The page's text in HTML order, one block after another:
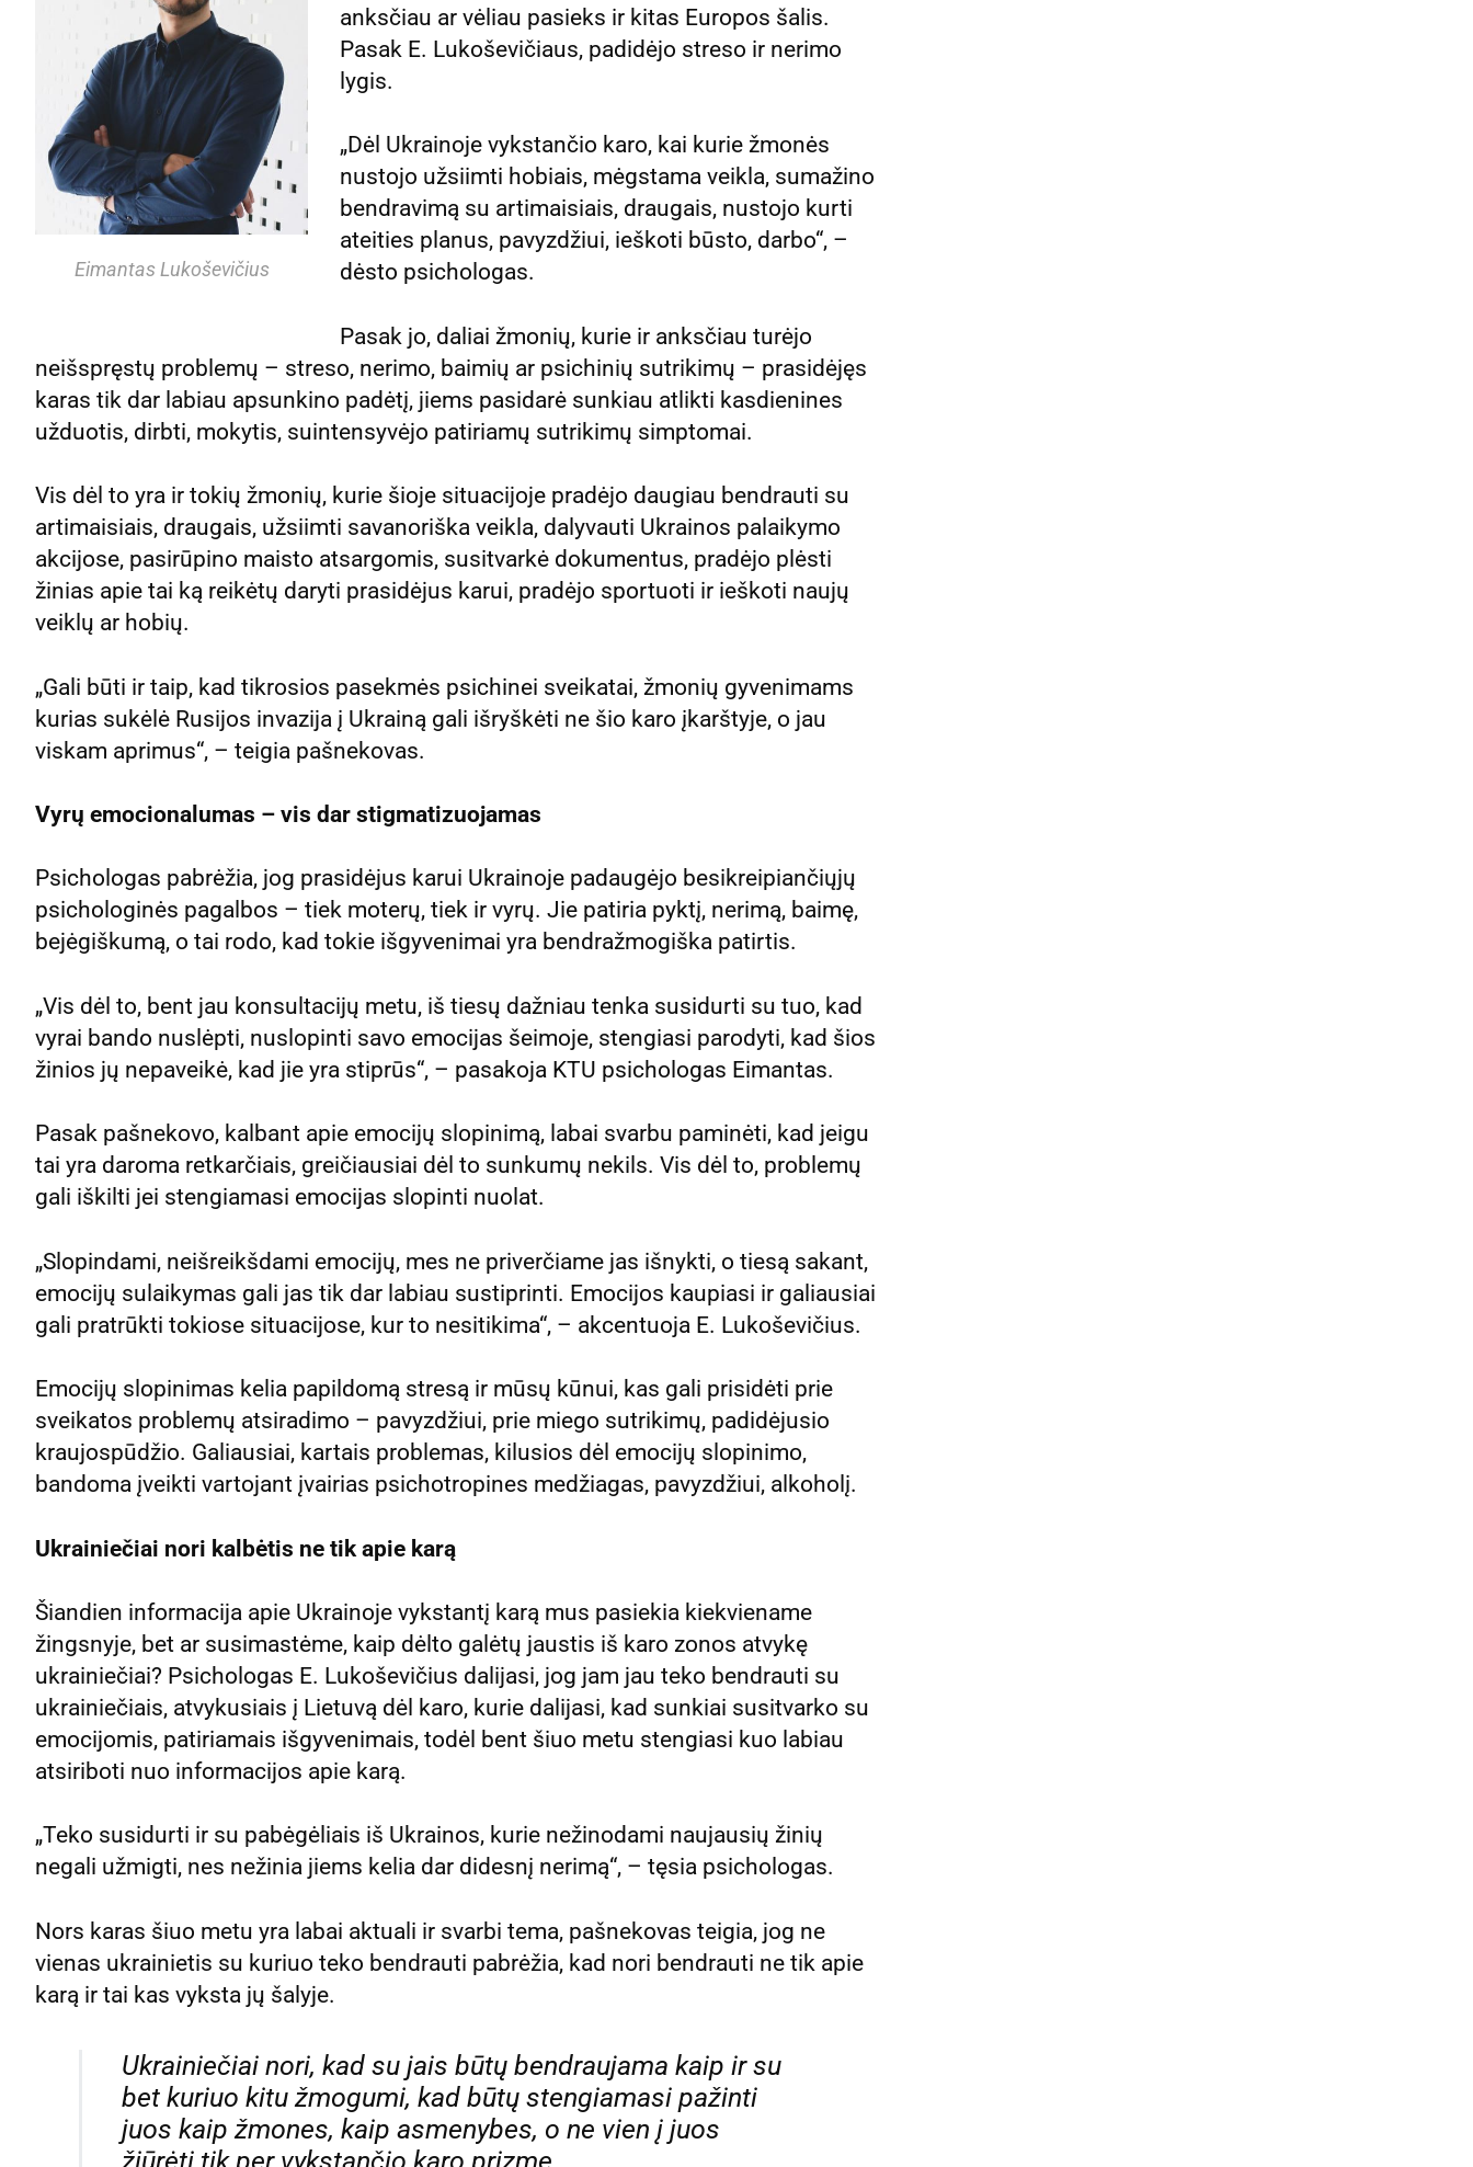
Eimantas Lukoševičius
anksčiau ar vėliau pasieks ir kitas Europos šalis.
Pasak E. Lukoševičiaus, padidėjo streso ir nerimo
lygis.
„Dėl Ukrainoje vykstančio karo, kai kurie žmonės
nustojo užsiimti hobiais, mėgstama veikla, sumažino
bendravimą su artimaisiais, draugais, nustojo kurti
ateities planus, pavyzdžiui, ieškoti būsto, darbo“, –
dėsto psichologas.
Pasak jo, daliai žmonių, kurie ir anksčiau turėjo
neišspręstų problemų – streso, nerimo, baimių ar psichinių sutrikimų – prasidėjęs
karas tik dar labiau apsunkino padėtį, jiems pasidarė sunkiau atlikti kasdienines
užduotis, dirbti, mokytis, suintensyvėjo patiriamų sutrikimų simptomai.
Vis dėl to yra ir tokių žmonių, kurie šioje situacijoje pradėjo daugiau bendrauti su
artimaisiais, draugais, užsiimti savanoriška veikla, dalyvauti Ukrainos palaikymo
akcijose, pasirūpino maisto atsargomis, susitvarkė dokumentus, pradėjo plėsti
žinias apie tai ką reikėtų daryti prasidėjus karui, pradėjo sportuoti ir ieškoti naujų
veiklų ar hobių.
„Gali būti ir taip, kad tikrosios pasekmės psichinei sveikatai, žmonių gyvenimams
kurias sukėlė Rusijos invazija į Ukrainą gali išryškėti ne šio karo įkarštyje, o jau
viskam aprimus“, – teigia pašnekovas.
Vyrų emocionalumas – vis dar stigmatizuojamas
Psichologas pabrėžia, jog prasidėjus karui Ukrainoje padaugėjo besikreipiančiųjų
psichologinės pagalbos – tiek moterų, tiek ir vyrų. Jie patiria pyktį, nerimą, baimę,
bejėgiškumą, o tai rodo, kad tokie išgyvenimai yra bendražmogiška patirtis.
„Vis dėl to, bent jau konsultacijų metu, iš tiesų dažniau tenka susidurti su tuo, kad
vyrai bando nuslėpti, nuslopinti savo emocijas šeimoje, stengiasi parodyti, kad šios
žinios jų nepaveikė, kad jie yra stiprūs“, – pasakoja KTU psichologas Eimantas.
Pasak pašnekovo, kalbant apie emocijų slopinimą, labai svarbu paminėti, kad jeigu
tai yra daroma retkarčiais, greičiausiai dėl to sunkumų nekils. Vis dėl to, problemų
gali iškilti jei stengiamasi emocijas slopinti nuolat.
„Slopindami, neišreikšdami emocijų, mes ne priverčiame jas išnykti, o tiesą sakant,
emocijų sulaikymas gali jas tik dar labiau sustiprinti. Emocijos kaupiasi ir galiausiai
gali pratrūkti tokiose situacijose, kur to nesitikima“, – akcentuoja E. Lukoševičius.
Emocijų slopinimas kelia papildomą stresą ir mūsų kūnui, kas gali prisidėti prie
sveikatos problemų atsiradimo – pavyzdžiui, prie miego sutrikimų, padidėjusio
kraujospūdžio. Galiausiai, kartais problemas, kilusios dėl emocijų slopinimo,
bandoma įveikti vartojant įvairias psichotropines medžiagas, pavyzdžiui, alkoholį.
Ukrainiečiai nori kalbėtis ne tik apie karą
Šiandien informacija apie Ukrainoje vykstantį karą mus pasiekia kiekviename
žingsnyje, bet ar susimastėme, kaip dėlto galėtų jaustis iš karo zonos atvykę
ukrainiečiai? Psichologas E. Lukoševičius dalijasi, jog jam jau teko bendrauti su
ukrainiečiais, atvykusiais į Lietuvą dėl karo, kurie dalijasi, kad sunkiai susitvarko su
emocijomis, patiriamais išgyvenimais, todėl bent šiuo metu stengiasi kuo labiau
atsiriboti nuo informacijos apie karą.
„Teko susidurti ir su pabėgėliais iš Ukrainos, kurie nežinodami naujausių žinių
negali užmigti, nes nežinia jiems kelia dar didesnį nerimą“, – tęsia psichologas.
Nors karas šiuo metu yra labai aktuali ir svarbi tema, pašnekovas teigia, jog ne
vienas ukrainietis su kuriuo teko bendrauti pabrėžia, kad nori bendrauti ne tik apie
karą ir tai kas vyksta jų šalyje.
Ukrainiečiai nori, kad su jais būtų bendraujama kaip ir su
bet kuriuo kitu žmogumi, kad būtų stengiamasi pažinti
juos kaip žmones, kaip asmenybes, o ne vien į juos